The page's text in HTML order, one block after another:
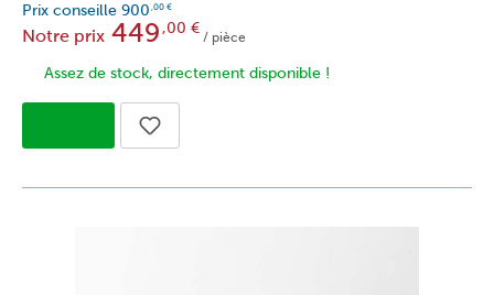
Prix conseille 900 ,00 €
Notre prix 449 ,00 €
/ pièce
Assez de stock, directement disponible !